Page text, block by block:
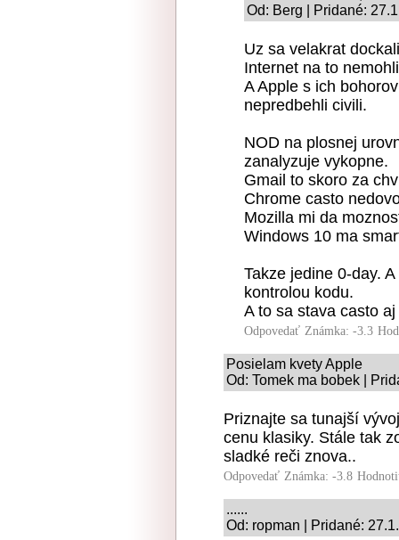
Od: Berg | Pridané:
Uz sa velakrat
Internet na to
A Apple s ich
nepredbehli civili.
NOD na plosnej
zanalyzuje vykopne.
Gmail to skoro za
Chrome casto
Mozilla mi da
Windows 10 ma
Takze jedine 0-day.
kontrolou kodu.
A to sa stava casto aj
Odpovedať Známka: -3.3
Posielam kvety Apple
Od: Tomek ma bobek |
Priznajte sa tunajší
cenu klasiky. Stále tak
sladké reči znova..
Odpovedať Známka: -3.8
......
Od: ropman | Pridané: